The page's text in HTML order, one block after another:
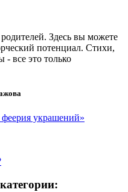
Здесь вы можете
потенциал. Стихи,
- все это только
украшений»